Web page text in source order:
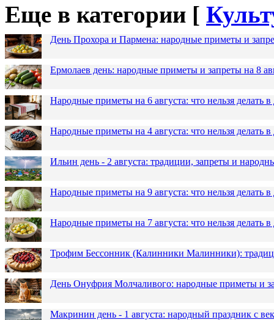
Еще в категории [
День Прохора и Пармена: народные приметы и
Ермолаев день: народные приметы и запреты на 8
Народные приметы на 6 августа: что нельзя делать
Народные приметы на 4 августа: что нельзя
Ильин день - 2 августа: традиции, запреты и
Народные приметы на 9 августа: что нельзя делать
Народные приметы на 7 августа: что нельзя делать
Трофим Бессонник (Калинники Малинники):
День Онуфрия Молчаливого: народные приметы и
Макринин день - 1 августа: народный праздник с